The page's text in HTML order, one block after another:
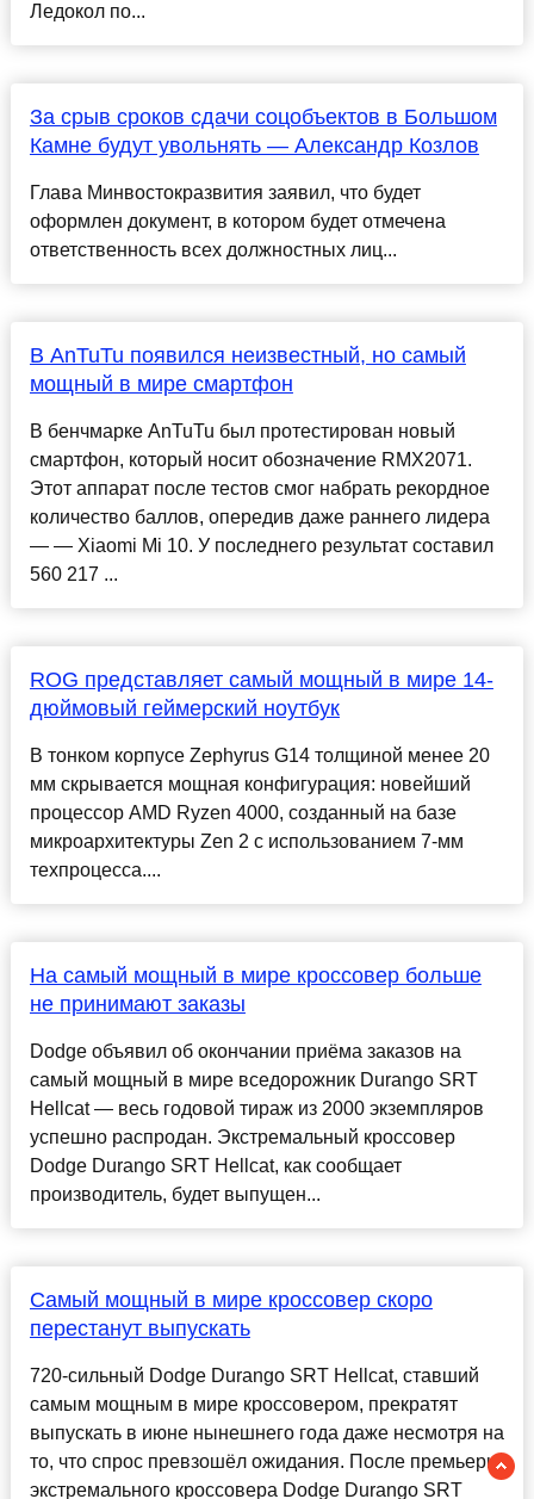
Ледокол по...
За срыв сроков сдачи соцобъектов в Большом
Камне будут увольнять — Александр Козлов
Глава Минвостокразвития заявил, что будет
оформлен документ, в котором будет отмечена
ответственность всех должностных лиц...
В AnTuTu появился неизвестный, но самый
мощный в мире смартфон
В бенчмарке AnTuTu был протестирован новый
смартфон, который носит обозначение RMX2071.
Этот аппарат после тестов смог набрать рекордное
количество баллов, опередив даже раннего лидера
— — Xiaomi Mi 10. У последнего результат составил
560 217 ...
ROG представляет самый мощный в мире 14-
дюймовый геймерский ноутбук
В тонком корпусе Zephyrus G14 толщиной менее 20
мм скрывается мощная конфигурация: новейший
процессор AMD Ryzen 4000, созданный на базе
микроархитектуры Zen 2 с использованием 7-мм
техпроцесса....
На самый мощный в мире кроссовер больше
не принимают заказы
Dodge объявил об окончании приёма заказов на
самый мощный в мире вседорожник Durango SRT
Hellcat — весь годовой тираж из 2000 экземпляров
успешно распродан. Экстремальный кроссовер
Dodge Durango SRT Hellcat, как сообщает
производитель, будет выпущен...
Самый мощный в мире кроссовер скоро
перестанут выпускать
720-сильный Dodge Durango SRT Hellcat, ставший
самым мощным в мире кроссовером, прекратят
выпускать в июне нынешнего года даже несмотря на
то, что спрос превзошёл ожидания. После премьеры
экстремального кроссовера Dodge Durango SRT